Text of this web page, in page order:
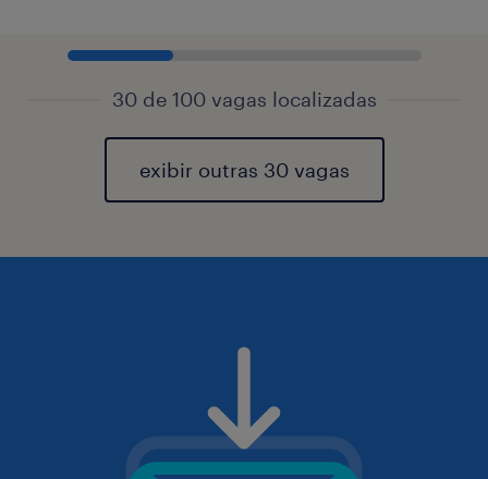
30 de 100 vagas localizadas
exibir outras 30 vagas